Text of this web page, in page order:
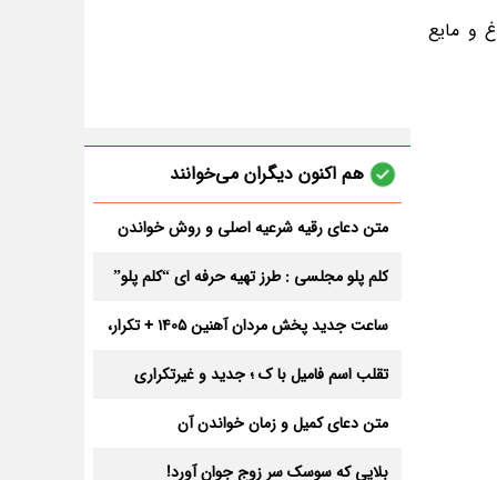
و مایع
هم اکنون دیگران می‌خوانند
متن دعای رقیه شرعیه اصلی و روش خواندن
کلم پلو مجلسی : طرز تهیه حرفه ای “کلم پلو”
ساعت جدید پخش مردان آهنین 1405 + تکرار،
تقلب اسم فامیل با ک ؛ جدید و غیرتکراری
متن دعای کمیل و زمان خواندن آن
بلایی که سوسک سر زوج جوان آورد!